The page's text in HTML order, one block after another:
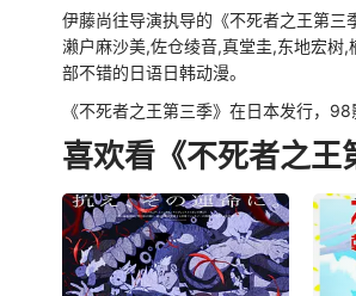
伊藤尚往导演执导的《不死者之王第
濑户麻沙美,佐仓绫音,真堂圭,东地宏树
部不错的日语日韩动漫。
《不死者之王第三季》在日本发行，
喜欢看《不死者之王